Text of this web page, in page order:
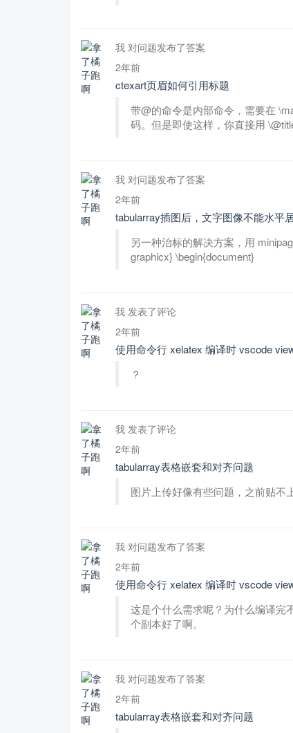
我 对问题发布了答案
2年前
ctexart页眉如何引用标题
带@的命令是内部命令，需要在
码。但是即使这样，你直接用
我 对问题发布了答案
2年前
tabularray插图后，文字图像不能水平
另一种治标的解决方案，用
graphicx} \begin{document}
我 发表了评论
2年前
使用命令行 xelatex 编译时 vscode
？
我 发表了评论
2年前
tabularray表格嵌套和对齐问题
图片上传好像有些问题，之前贴不上
我 对问题发布了答案
2年前
使用命令行 xelatex 编译时 vscode
这是个什么需求呢？为什么编译完
个副本好了啊。
我 对问题发布了答案
2年前
tabularray表格嵌套和对齐问题